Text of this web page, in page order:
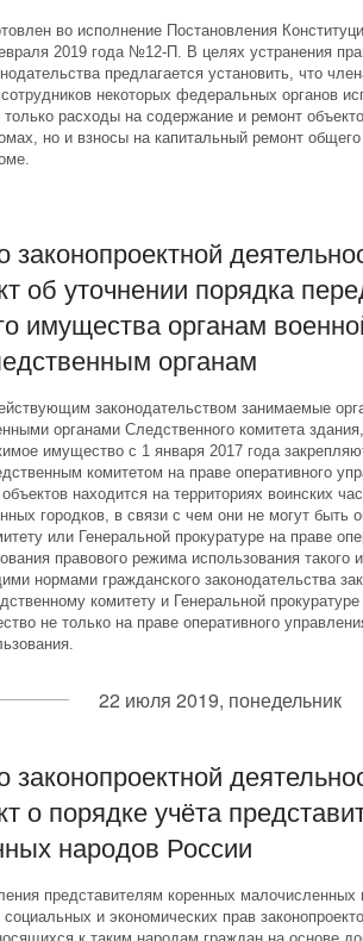
во исполнение Постановления
2019 года №12-П. В целях устранения
предлагается установить, что
некоторых федеральных органов
расходы на содержание и ремонт
но и взносы на капитальный ремонт
законопроектной
об уточнении порядка
имущества органам
органам
законодательством занимаемые
органами Следственного комитета
имущество с 1 января 2017 года
комитетом на праве оперативного
находится на территориях воинских
городков, в связи с чем они не могут быть
или Генеральной прокуратуре на праве
правового режима использования такого
нормами гражданского законодательства
комитету и Генеральной
не только на праве оперативного
22 июля 2019, понедельник
законопроектной
о порядке учёта
народов России
представителям коренных
и экономических прав